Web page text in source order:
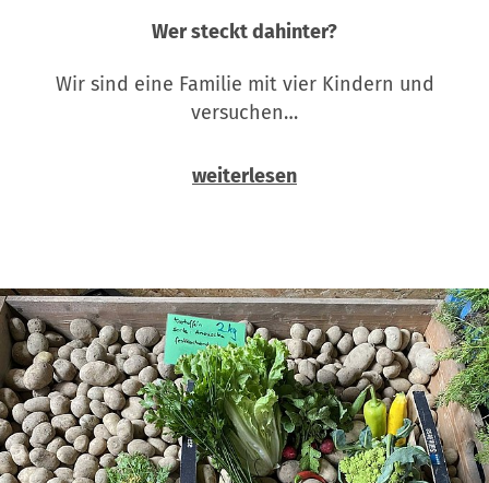
Wer steckt dahinter?
Wir sind eine Familie mit vier Kindern und
versuchen…
weiterlesen